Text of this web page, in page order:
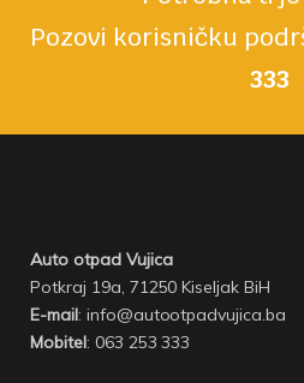
Pozovi korisničku
333
Auto otpad Vujica
Potkraj 19a, 71250 Kiseljak BiH
E-mail: info@autootpadvujica.ba
Mobitel: 063 253 333